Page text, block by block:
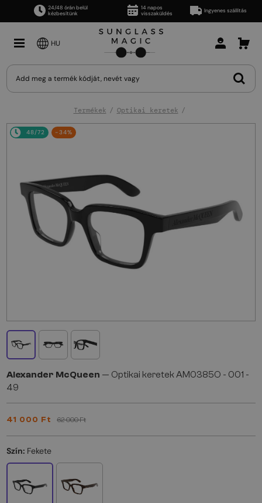
24/48 órán belül
kézbesítünk
14 napos
visszaküldés
Ingyenes szállítás
HU
Termékek Optikai keretek
48/72 -34%
Alexander McQueen — Optikai keretek AM0385O - 001 -
49
41 000 Ft 62 000 Ft
Szín: Fekete